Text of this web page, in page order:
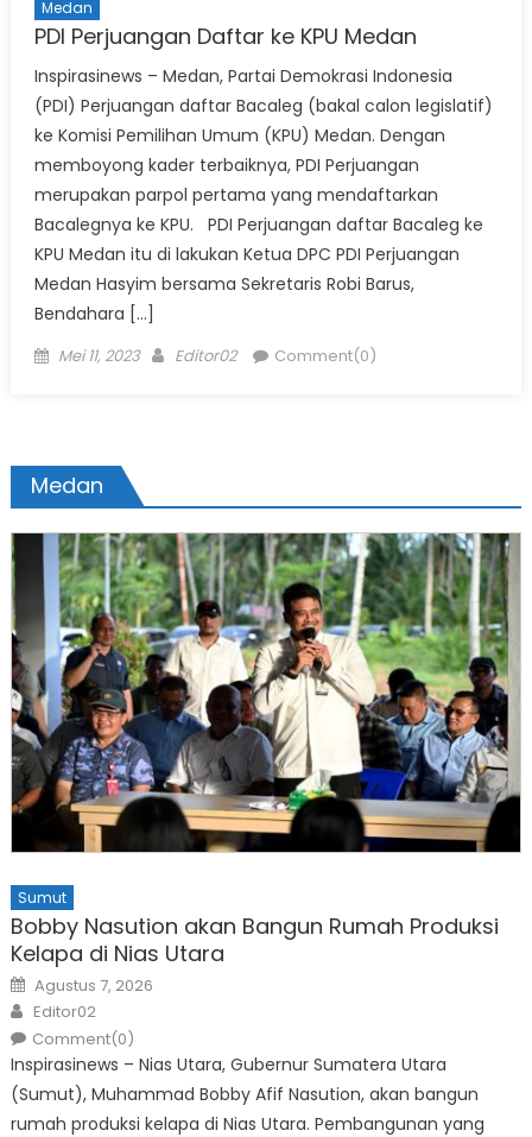
Medan
PDI Perjuangan Daftar ke KPU Medan
Inspirasinews – Medan, Partai Demokrasi Indonesia
(PDI) Perjuangan daftar Bacaleg (bakal calon legislatif)
ke Komisi Pemilihan Umum (KPU) Medan. Dengan
memboyong kader terbaiknya, PDI Perjuangan
merupakan parpol pertama yang mendaftarkan
Bacalegnya ke KPU. PDI Perjuangan daftar Bacaleg ke
KPU Medan itu di lakukan Ketua DPC PDI Perjuangan
Medan Hasyim bersama Sekretaris Robi Barus,
Bendahara […]
Posted
Mei 11, 2023 Author
Editor02 Comment(0)
Medan
Sumut
Bobby Nasution akan Bangun Rumah Produksi
Kelapa di Nias Utara
Posted
on
Agustus 7, 2026
Author
Editor02
Comment(0)
Inspirasinews – Nias Utara, Gubernur Sumatera Utara
(Sumut), Muhammad Bobby Afif Nasution, akan bangun
rumah produksi kelapa di Nias Utara. Pembangunan yang